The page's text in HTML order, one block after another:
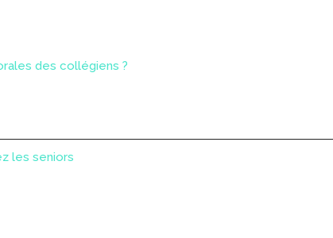
des collégiens ?
les seniors